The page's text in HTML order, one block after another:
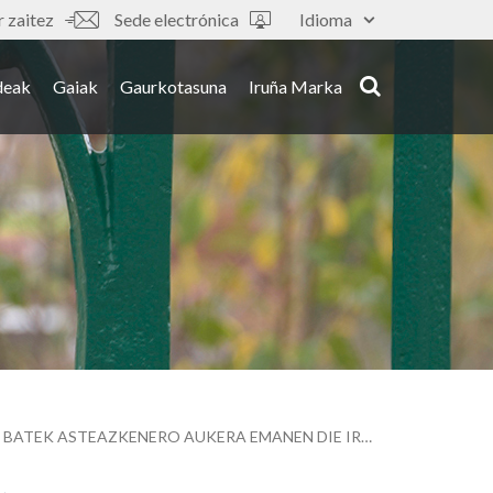
Idioma
zaitez Sede electrónica
Gaiak Gaurkotasuna Iruña Marka
UDALAREN ETA NAFARROAKO UNIBERTSITATEKO MUSEOAREN ARTEKO HITZARMEN BATEK ASTEAZKENERO AUKERA EMANEN DIE IRUÑEKO BIZILAGUNEI BERE ERAKUSKETAK DOAN BISITATZEKO